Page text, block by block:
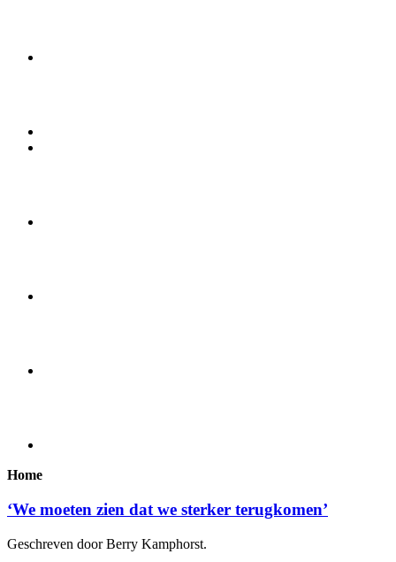
Home
‘We moeten zien dat we sterker terugkomen’
Geschreven door Berry Kamphorst.